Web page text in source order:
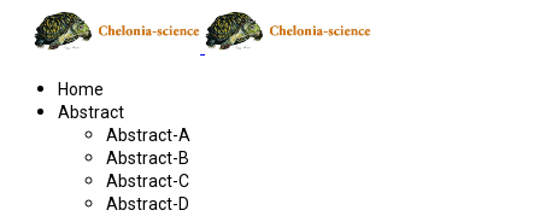
Home
Abstract
Abstract-A
Abstract-B
Abstract-C
Abstract-D